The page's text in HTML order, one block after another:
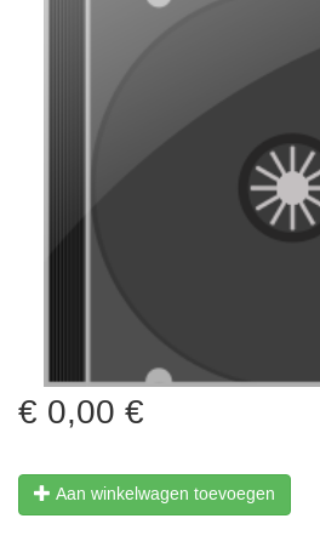
0,00 €
Aan winkelwagen toevoegen